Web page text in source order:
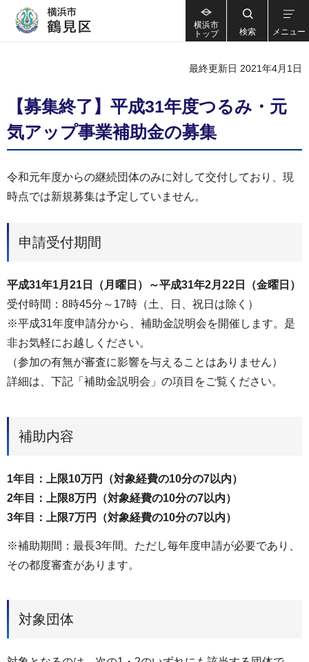
横浜市
トップ
検索 メニュー
最終更新日 2021年4月1日
【募集終了】平成31年度つるみ・元
気アップ事業補助金の募集
令和元年度からの継続団体のみに対して交付しており、現
時点では新規募集は予定していません。
申請受付期間
平成31年1月21日（月曜日）～平成31年2月22日（金曜日）
受付時間：8時45分～17時（土、日、祝日は除く）
※平成31年度申請分から、補助金説明会を開催します。是
非お気軽にお越しください。
（参加の有無が審査に影響を与えることはありません）
詳細は、下記「補助金説明会」の項目をご覧ください。
補助内容
1年目：上限10万円（対象経費の10分の7以内）
2年目：上限8万円（対象経費の10分の7以内）
3年目：上限7万円（対象経費の10分の7以内）
※補助期間：最長3年間。ただし毎年度申請が必要であり、
その都度審査があります。
対象団体